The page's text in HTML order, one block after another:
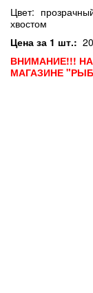
Цвет:
хвостом
Цена за 1 шт.:
ВНИМАНИЕ!!!
МАГАЗИНЕ